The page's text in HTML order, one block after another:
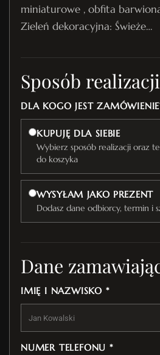
miniaturowe , obfita
Zieleń dekoracyjna: Świeże…
Sposób realizacji
DLA KOGO JEST
KUPUJĘ DLA SIEBIE
Wybierz sposób realizacji oraz
do koszyka
WYSYŁAM JAKO PREZENT
Dodasz dane odbiorcy, termin i
Dane
IMIĘ I NAZWISKO *
NUMER TELEFONU *